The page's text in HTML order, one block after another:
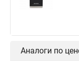
Аналоги по